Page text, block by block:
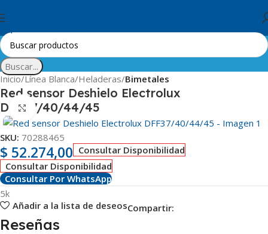
Skip to navigation
Buscar...
Inicio Línea Blanca Heladeras Bimetales
Red sensor Deshielo Electrolux
DFF37/40/44/45
Clic para ampliar
SKU: 70288465
$ 52.274,00 Consultar Disponibilidad
Consultar Disponibilidad
Consultar Por WhatsApp
5k
Añadir a la lista de deseosCompartir:
Reseñas